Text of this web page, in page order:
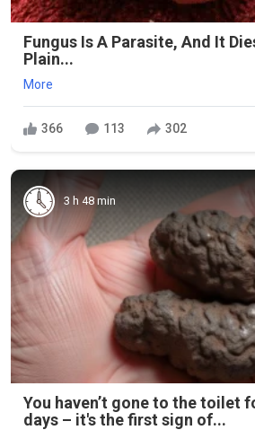
Fungus Is A Parasite, And It
Plain...
More
366 113 302
3 h 48 min
You haven’t gone to the toilet
days – it's the first sign of...